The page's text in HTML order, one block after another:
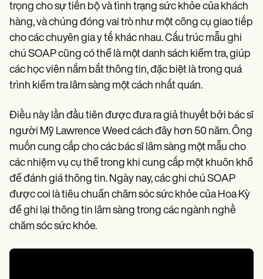
trọng cho sự tiến bộ và tình trạng sức khỏe của khách
hàng, và chúng đóng vai trò như một công cụ giao tiếp
cho các chuyên gia y tế khác nhau. Cấu trúc mẫu ghi
chú SOAP cũng có thể là một danh sách kiểm tra, giúp
các học viên nắm bắt thông tin, đặc biệt là trong quá
trình kiểm tra lâm sàng một cách nhất quán.
Điều này lần đầu tiên được đưa ra giả thuyết bởi bác sĩ
người Mỹ Lawrence Weed cách đây hơn 50 năm. Ông
muốn cung cấp cho các bác sĩ lâm sàng một mẫu cho
các nhiệm vụ cụ thể trong khi cung cấp một khuôn khổ
để đánh giá thông tin. Ngày nay, các ghi chú SOAP
được coi là tiêu chuẩn chăm sóc sức khỏe của Hoa Kỳ
để ghi lại thông tin lâm sàng trong các ngành nghề
chăm sóc sức khỏe.